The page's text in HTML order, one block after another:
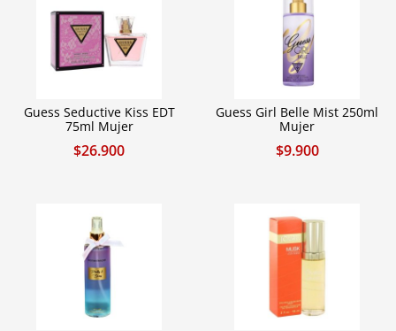
Guess Seductive Kiss EDT
75ml Mujer
$26.900
Guess Girl Belle Mist 250ml
Mujer
$9.900